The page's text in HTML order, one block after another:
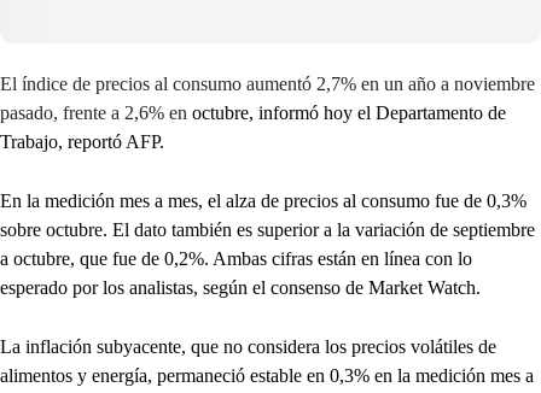
El índice de precios al consumo aumentó 2,7% en un año a noviembre
pasado, frente a 2,6% en octubre, informó hoy el Departamento de
Trabajo, reportó AFP.
En la medición mes a mes, el alza de precios al consumo fue de 0,3%
sobre octubre. El dato también es superior a la variación de septiembre
a octubre, que fue de 0,2%. Ambas cifras están en línea con lo
esperado por los analistas, según el consenso de Market Watch.
La inflación subyacente, que no considera los precios volátiles de
alimentos y energía, permaneció estable en 0,3% en la medición mes a